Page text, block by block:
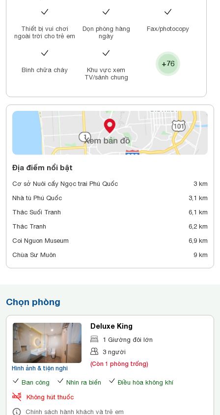
Thiết bị vui chơi
ngoài trời cho trẻ em
Dọn phòng hàng
ngày
Fax/photocopy
Bình chữa cháy
Khu vực xem
TV/sảnh chung
+76
Địa điểm nổi bật
Cơ sở Nuôi cấy Ngọc trai Phú Quốc
3 km
Nhà tù Phú Quốc
3,1 km
Thác Suối Tranh
6,1 km
Thác Tranh
6,2 km
Coi Nguon Museum
6,9 km
Chùa Sư Muôn
9 km
Chọn phòng
Hình ảnh & tiện nghi
Deluxe King
1 Giường đôi lớn
3 người
(Còn 1 phòng trống)
Ban công Nhìn ra biển
Điều hòa không khí
Không hút thuốc
Chính sách hành khách và trẻ em